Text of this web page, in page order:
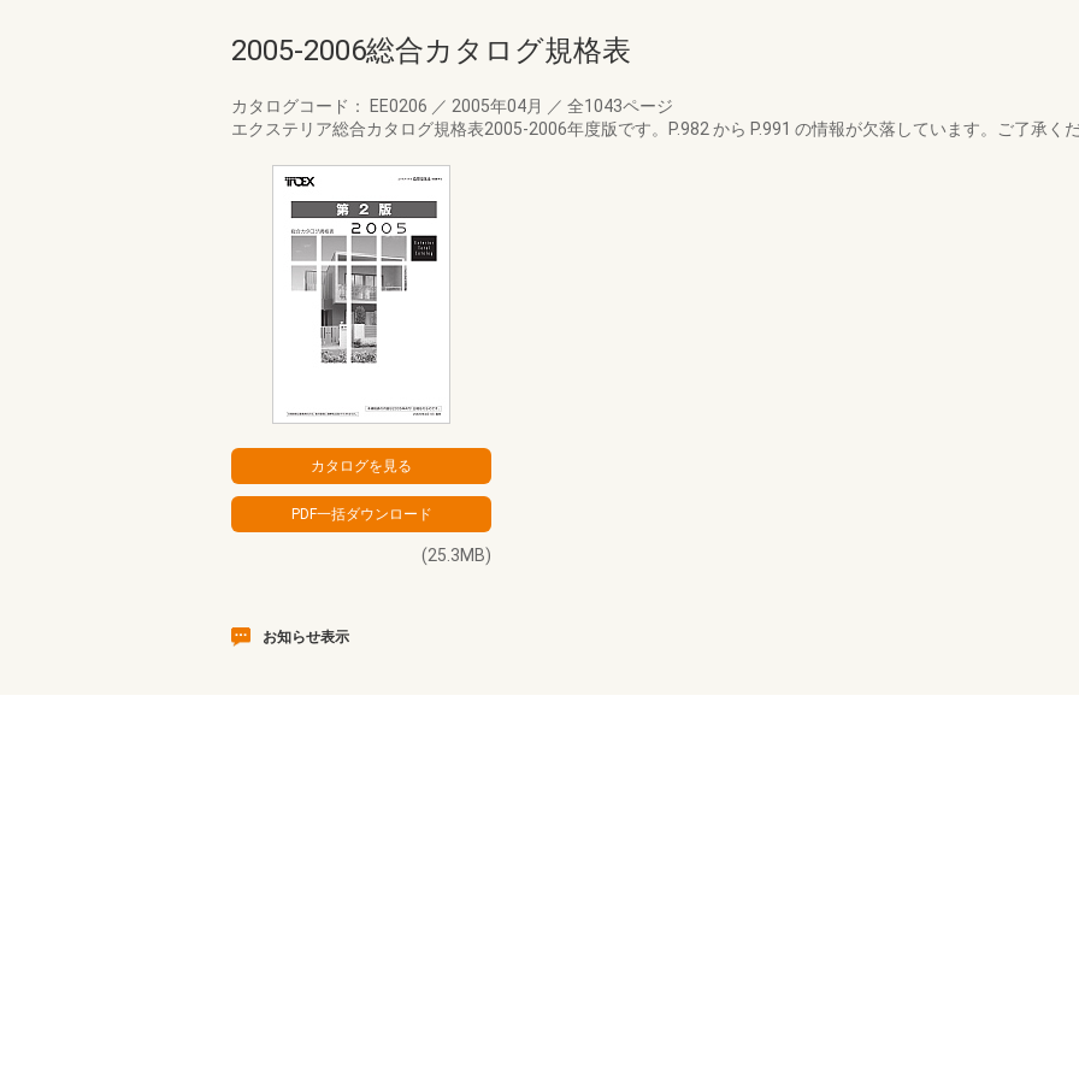
2005-2006総合カタログ規格表
カタログコード： EE0206 ／ 2005年04月 ／ 全1043ページ
エクステリア総合カタログ規格表2005-2006年度版です。P.982 から P.991 の情報が欠落しています。ご了承く
(25.3MB)
お知らせ表示